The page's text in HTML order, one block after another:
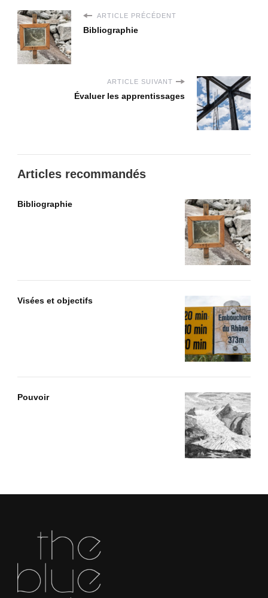
ARTICLE PRÉCÉDENT
Bibliographie
ARTICLE SUIVANT
Évaluer les apprentissages
Articles recommandés
Bibliographie
Visées et objectifs
Pouvoir